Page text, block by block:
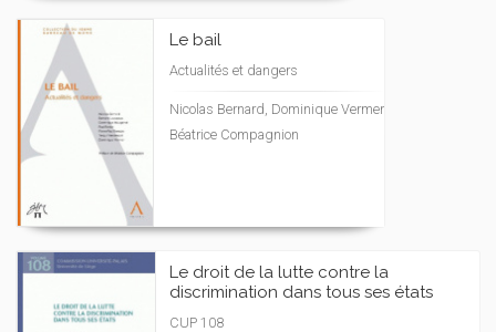
Le bail
Actualités et dangers
Nicolas Bernard, Dominique Vermer
Béatrice Compagnion
Le droit de la lutte contre la
discrimination dans tous ses états
CUP 108